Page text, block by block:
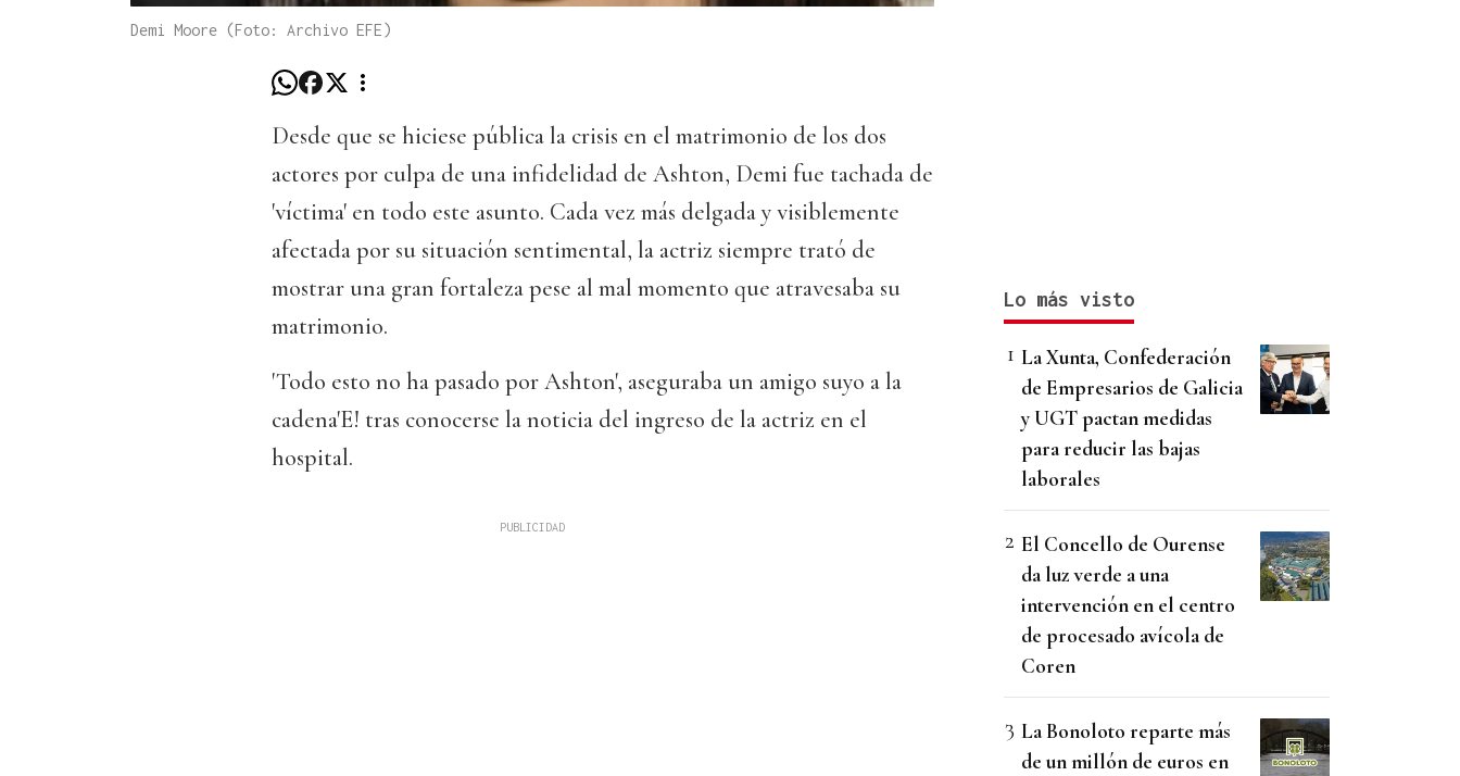
Demi Moore (Foto: Archivo EFE)
Desde que se hiciese pública la crisis en el matrimonio de los dos
actores por culpa de una infidelidad de Ashton, Demi fue tachada de
'víctima' en todo este asunto. Cada vez más delgada y visiblemente
afectada por su situación sentimental, la actriz siempre trató de
mostrar una gran fortaleza pese al mal momento que atravesaba su
matrimonio.
'Todo esto no ha pasado por Ashton', aseguraba un amigo suyo a la
cadena'E! tras conocerse la noticia del ingreso de la actriz en el
hospital.
Lo más visto
La Xunta, Confederación
de Empresarios de Galicia
y UGT pactan medidas
para reducir las bajas
laborales
El Concello de Ourense
da luz verde a una
intervención en el centro
de procesado avícola de
Coren
La Bonoloto reparte más
de un millón de euros en